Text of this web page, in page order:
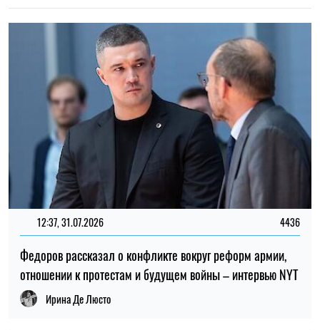
08:30, 07.08.2026
Выплаты переселенцам в августе: кому необходимо
актуализировать данные для получения помощи